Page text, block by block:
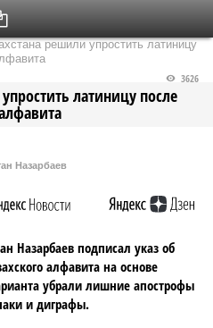
выпуск
решили упростить латиницу
латиницу после
3626
Назарбаев
Назарбаев подписал указ об
алфавита на основе
убрали лишние апострофы
и диграфы.